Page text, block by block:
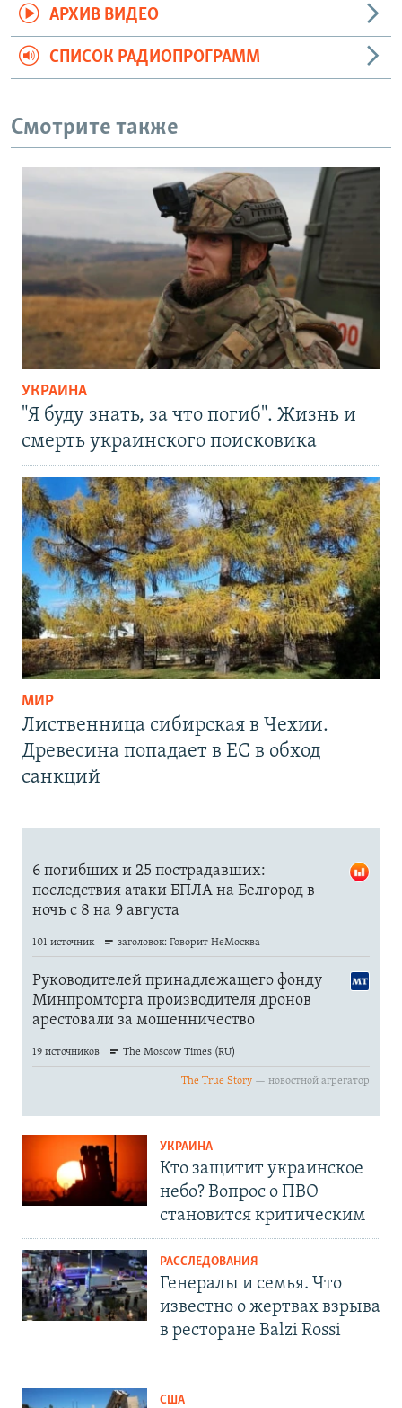
АРХИВ ВИДЕО
СПИСОК РАДИОПРОГРАММ
Смотрите также
УКРАИНА
"Я буду знать, за что погиб". Жизнь и
смерть украинского поисковика
МИР
Лиственница сибирская в Чехии.
Древесина попадает в ЕС в обход
санкций
УКРАИНА
Кто защитит украинское
небо? Вопрос о ПВО
становится критическим
РАССЛЕДОВАНИЯ
Генералы и семья. Что
известно о жертвах взрыва
в ресторане Balzi Rossi
США